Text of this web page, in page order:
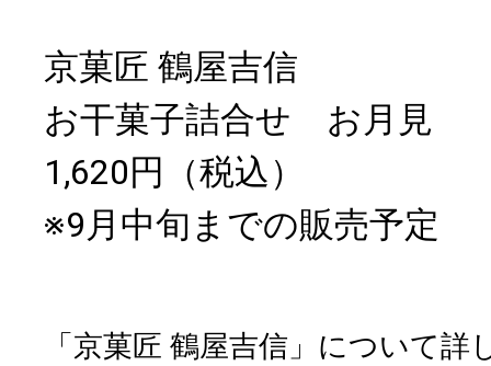
京菓匠 鶴屋吉信
お干菓子詰合せ お月見
1,620円（税込）
※9月中旬までの販売予定
「京菓匠 鶴屋吉信」について